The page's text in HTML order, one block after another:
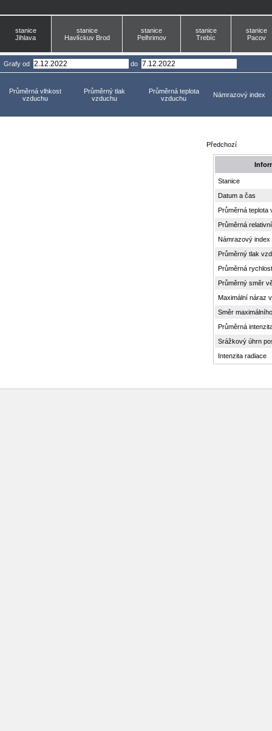
stanice
Jihlava
stanice
Havlíckuv Brod
stanice
Pelhrimov
stanice
Trebíc
stanice
Pacov
Grafy od do
Průměrná vlhkost
vzduchu
Průměrný tlak
vzduchu
Průměrná teplota
vzduchu
Námrazový index
Předchozí
Stanice
Datum a čas
Průměrná teplota
Průměrná
Námrazový index
Průměrný tlak
Průměrná
Průměrný směr
Maximální náraz
Směr
Průměrná
Srážkový úhrn
Intenzita radiace